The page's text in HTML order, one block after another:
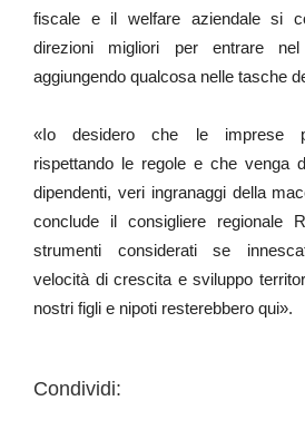
fiscale e il welfare aziendale si
direzioni migliori per entrare
aggiungendo qualcosa nelle tasche
«Io desidero che le imprese
rispettando le regole e che venga
dipendenti, veri ingranaggi della
conclude il consigliere regionale
strumenti considerati se
velocità di crescita e sviluppo
nostri figli e nipoti resterebbero qui».
Condividi: